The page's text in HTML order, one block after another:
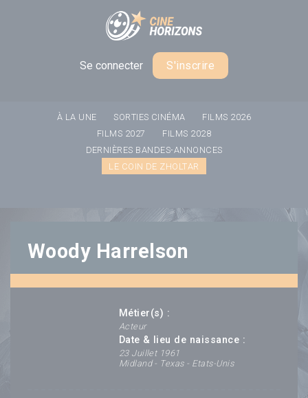
Se connecter S'inscrire
À LA UNE SORTIES CINÉMA
FILMS 2026
FILMS 2027
FILMS 2028
DERNIÈRES BANDES-ANNONCES
LE COIN DE ZHOLTAR
Woody Harrelson
Métier(s) :
Acteur
Date & lieu de naissance :
23 Juillet 1961
Midland - Texas - Etats-Unis
Panneau de gestion des cookies